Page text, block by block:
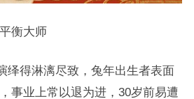
衡大师
绎得淋漓尽致，兔年出生者表面
事业上常以退为进，30岁前易遭